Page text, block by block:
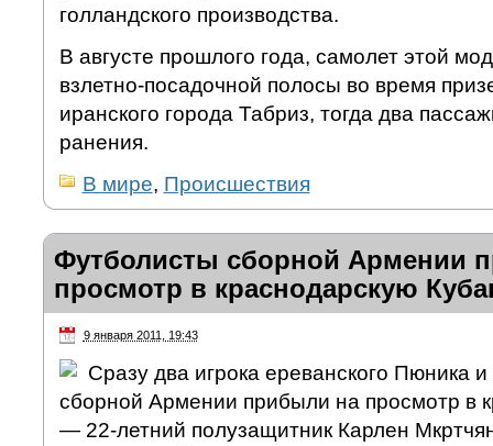
голландского производства.
В августе прошлого года, самолет этой
взлетно-посадочной полосы во время
иранского города Табриз, тогда два
ранения.
В мире, Происшествия
Футболисты сборной Армении
просмотр в краснодарскую
9 января 2011, 19:43
Сразу два игрока ереванского Пюника
сборной Армении прибыли на просмотр в
— 22-летний полузащитник Карлен